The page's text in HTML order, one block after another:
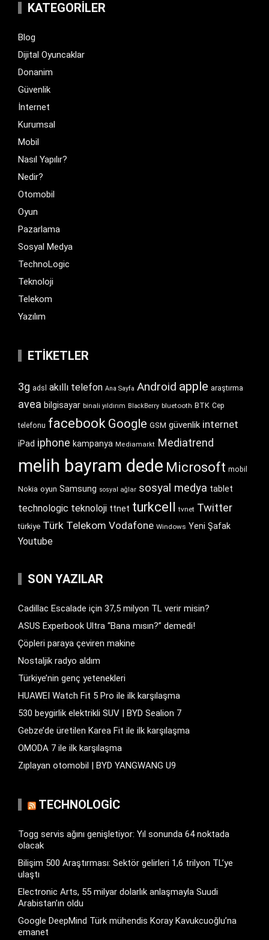
KATEGORILER
Blog
Dijital Oyuncaklar
Donanim
Güvenlik
İnternet
Kurumsal
Mobil
Nasıl Yapılır?
Nedir?
Otomobil
Oyun
Pazarlama
Sosyal Medya
TechnoLogic
Teknoloji
Telekom
Yazılım
ETIKETLER
3g adsl akıllı telefon Ana Sayfa Android apple araştırma
avea bilgisayar binali yıldırım BlackBerry bluetooth BTK Cep
telefonu facebook Google GSM güvenlik internet
iPad iphone kampanya Mediamarkt Mediatrend
melih bayram dede Microsoft mobil
Nokia oyun Samsung sosyal ağlar sosyal medya tablet
technologic teknoloji ttnet turkcell tvnet Twitter
türkiye Türk Telekom Vodafone Windows Yeni Şafak
Youtube
SON YAZILAR
Cadillac Escalade için 37,5 milyon TL verir misin?
ASUS Experbook Ultra “Bana mısın?” demedi!
Çöpleri paraya çeviren makine
Nostaljik radyo aldım
Türkiye’nin genç yetenekleri
HUAWEI Watch Fit 5 Pro ile ilk karşılaşma
530 beygirlik elektrikli SUV | BYD Sealion 7
Gebze’de üretilen Karea Fit ile ilk karşılaşma
OMODA 7 ile ilk karşılaşma
Zıplayan otomobil | BYD YANGWANG U9
TECHNOLOGIC
Togg servis ağını genişletiyor: Yıl sonunda 64 noktada
olacak
Bilişim 500 Araştırması: Sektör gelirleri 1,6 trilyon TL’ye
ulaştı
Electronic Arts, 55 milyar dolarlık anlaşmayla Suudi
Arabistan’ın oldu
Google DeepMind Türk mühendis Koray Kavukcuoğlu’na
emanet